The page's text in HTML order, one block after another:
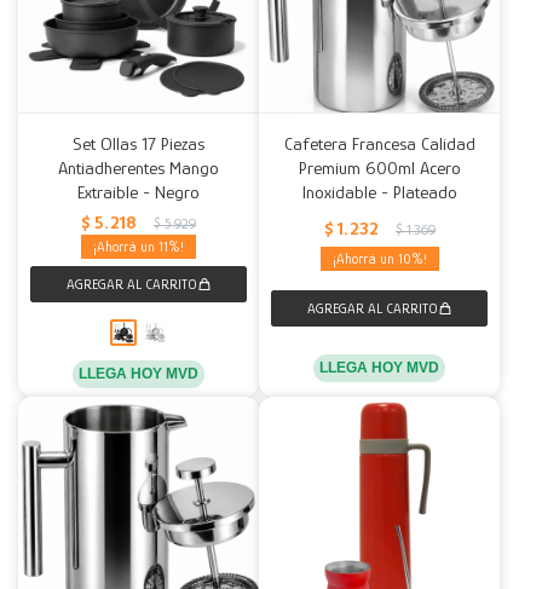
Set Ollas 17 Piezas
Antiadherentes Mango
Extraible - Negro
$ 5.218 $ 5.929
11
LLEGA HOY MVD
Cafetera Francesa Calidad
Premium 600ml Acero
Inoxidable - Plateado
$ 1.232 $ 1.369
10
LLEGA HOY MVD